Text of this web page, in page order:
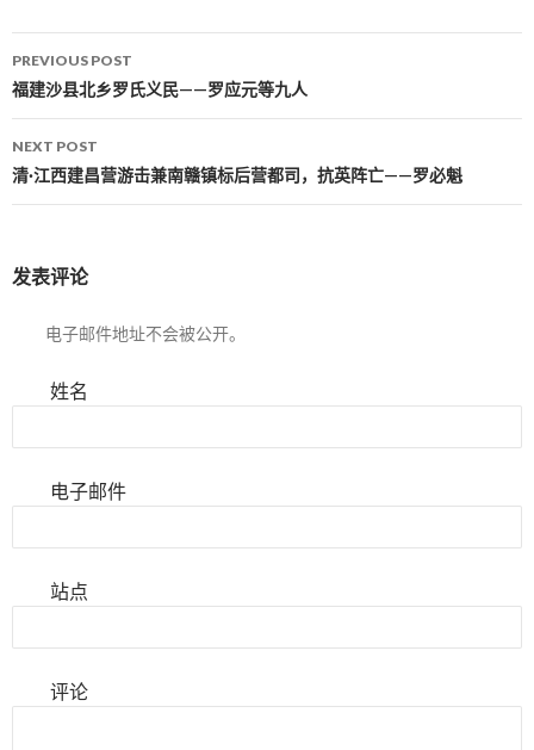
Post navigation
PREVIOUS POST
福建沙县北乡罗氏义民——罗应元等九人
NEXT POST
清·江西建昌营游击兼南赣镇标后营都司，抗英阵亡——罗必魁
发表评论
电子邮件地址不会被公开。
姓名
电子邮件
站点
评论